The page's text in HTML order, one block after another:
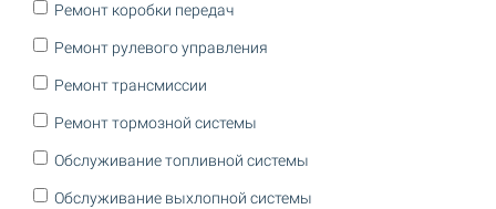
Ремонт коробки передач
Ремонт рулевого управления
Ремонт трансмиссии
Ремонт тормозной системы
Обслуживание топливной системы
Обслуживание выхлопной системы